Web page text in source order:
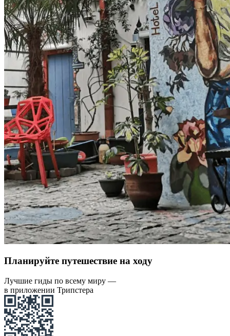
Планируйте путешествие на ходу
Лучшие гиды по всему миру —
в приложении Трипстера